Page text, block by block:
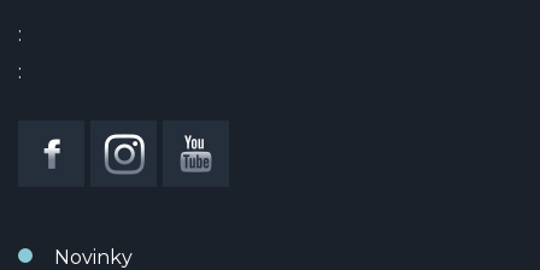
:
:
Novinky